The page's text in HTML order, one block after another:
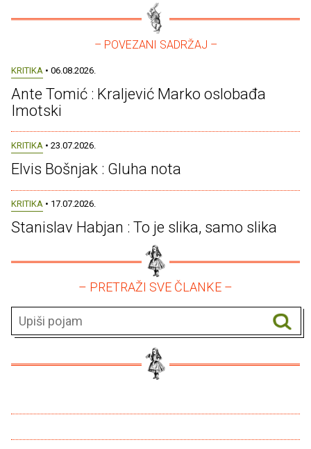
– POVEZANI SADRŽAJ –
KRITIKA • 06.08.2026.
Ante Tomić : Kraljević Marko oslobađa
Imotski
KRITIKA • 23.07.2026.
Elvis Bošnjak : Gluha nota
KRITIKA • 17.07.2026.
Stanislav Habjan : To je slika, samo slika
– PRETRAŽI SVE ČLANKE –